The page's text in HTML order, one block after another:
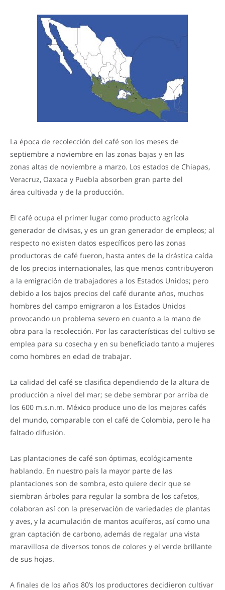
La época de recolección del café son los meses de
septiembre a noviembre en las zonas bajas y en las
zonas altas de noviembre a marzo. Los estados de Chiapas,
Veracruz, Oaxaca y Puebla absorben gran parte del
área cultivada y de la producción.
El café ocupa el primer lugar como producto agrícola
generador de divisas, y es un gran generador de empleos; al
respecto no existen datos específicos pero las zonas
productoras de café fueron, hasta antes de la drástica caída
de los precios internacionales, las que menos contribuyeron
a la emigración de trabajadores a los Estados Unidos; pero
debido a los bajos precios del café durante años, muchos
hombres del campo emigraron a los Estados Unidos
provocando un problema severo en cuanto a la mano de
obra para la recolección. Por las características del cultivo se
emplea para su cosecha y en su beneficiado tanto a mujeres
como hombres en edad de trabajar.
La calidad del café se clasifica dependiendo de la altura de
producción a nivel del mar; se debe sembrar por arriba de
los 600 m.s.n.m. México produce uno de los mejores cafés
del mundo, comparable con el café de Colombia, pero le ha
faltado difusión.
Las plantaciones de café son óptimas, ecológicamente
hablando. En nuestro país la mayor parte de las
plantaciones son de sombra, esto quiere decir que se
siembran árboles para regular la sombra de los cafetos,
colaboran así con la preservación de variedades de plantas
y aves, y la acumulación de mantos acuíferos, así como una
gran captación de carbono, además de regalar una vista
maravillosa de diversos tonos de colores y el verde brillante
de sus hojas.
A finales de los años 80’s los productores decidieron cultivar